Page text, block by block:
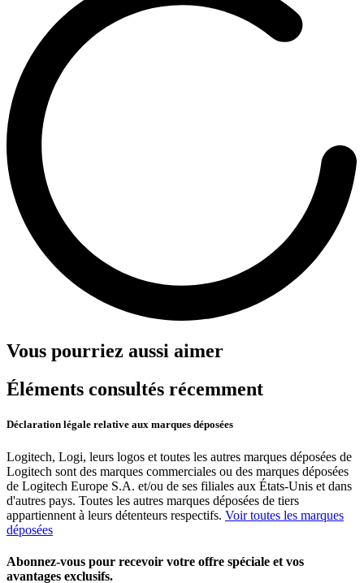
Vous pourriez aussi aimer
Éléments consultés récemment
Déclaration légale relative aux marques déposées
Logitech, Logi, leurs logos et toutes les autres marques déposées de
Logitech sont des marques commerciales ou des marques déposées
de Logitech Europe S.A. et/ou de ses filiales aux États-Unis et dans
d'autres pays. Toutes les autres marques déposées de tiers
appartiennent à leurs détenteurs respectifs. Voir toutes les marques
déposées
Abonnez-vous pour recevoir votre offre spéciale et vos
avantages exclusifs.